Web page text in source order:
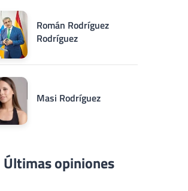
Román Rodríguez
Rodríguez
Masi Rodríguez
Últimas opiniones